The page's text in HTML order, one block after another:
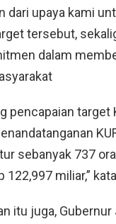
dari upaya kami
tersebut,
dalam
pencapaian target
sebanyak 737
122,997 miliar,”
itu juga, Gubernur